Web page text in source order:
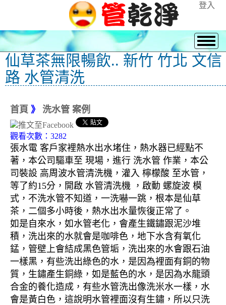
登入
仙草茶無限暢飲.. 新竹 竹北 文信
路 水管清洗
首頁 》 洗水管 案例
觀看次數：3282
張水電 客戶家裡熱水出水堵住，熱水器已經點不
著，本公司驅車至 現場，進行 洗水管 作業，本公
司裝設 高周波水管清洗機，灌入 檸檬酸 至水管，
等了約15分，開啟 水管清洗機 ，啟動 螺旋波 模
式，不洗水管不知道，一洗嚇一跳，根本是仙草
茶，二個多小時後，熱水出水量恢復正常了。
如是自來水，如水管老化，會產生鐵鏽跟泥沙堆
積，洗出來的水就會是咖啡色，地下水含有氧化
錳，管壁上會結成黑色管垢，洗出來的水會跟石油
一樣黑，有些洗出綠色的水，是因為裡面有銅的物
質，生鏽產生銅綠，如是藍色的水，是因為水龍頭
合金的養化造成，有些水管洗出像洗米水一樣，水
會是黃白色，這說明水管裡面沒有生鏽，所以只洗